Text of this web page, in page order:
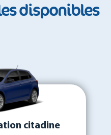
disponibles
citadine